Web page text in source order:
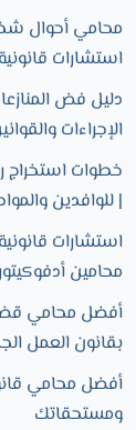
محامي أحوال
استشارات
دليل فض
الإجراءات والقوانين
| للوافدين
استشارات
محامين
أفضل محامي
بقانون العمل الجديد
أفضل محامي
ومستحقاتك